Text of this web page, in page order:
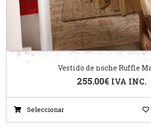
Vestido de noche Ruffle
255.00€ IVA INC.
Seleccionar